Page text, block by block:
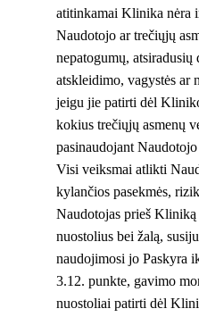
atitinkamai Klinika nėra
Naudotojo ar trečiųjų
nepatogumų,
atskleidimo, vagystės ar
jeigu jie patirti dėl
kokius trečiųjų asmenų
pasinaudojant
Visi veiksmai atlikti
kylančios pasekmės,
Naudotojas prieš
nuostolius bei žalą,
naudojimosi jo Paskyra
3.12. punkte, gavimo
nuostoliai patirti dėl